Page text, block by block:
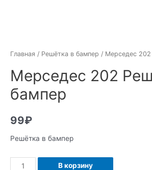
Главная / Решётка в бампер / Мерседес 202
Мерседес 202
бампер
99₽
Решётка в бампер
Количество
В корзину